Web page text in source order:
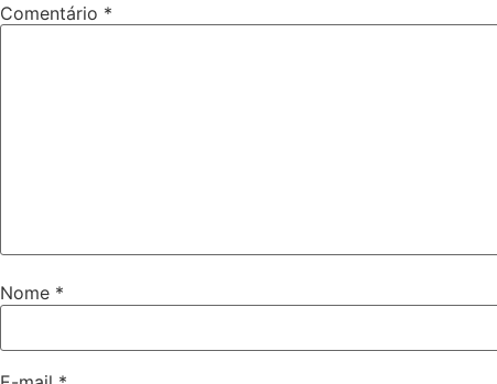
Comentário *
Nome *